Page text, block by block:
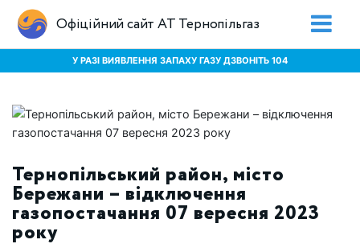
Офіційний сайт АТ Тернопільгаз
У РАЗІ ВИЯВЛЕННЯ ЗАПАХУ ГАЗУ ДЗВОНІТЬ 104
Тернопільський район, місто
Бережани – відключення
газопостачання 07 вересня 2023
року